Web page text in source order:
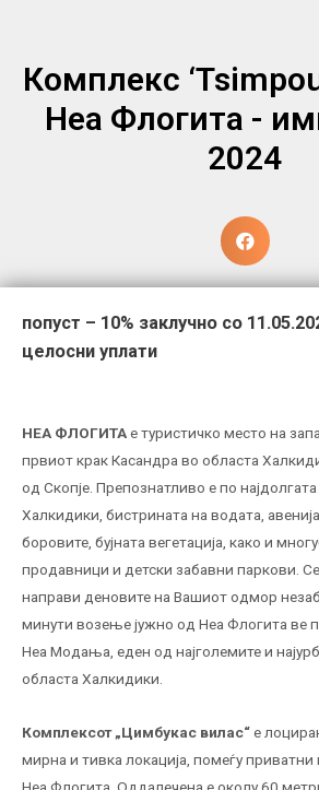
Комплекс
Неа Флогита -
2024
попуст – 10% заклучно со 11.05
целосни уплати
НЕА ФЛОГИТАе туристичко место на
првиот крак Касандра во областа
од Скопје. Препознатливо е по
Халкидики, бистрината на водата,
боровите, бујната вегетација, како и
продавници и детски забавни паркови.
направи деновите на Вашиот одмор
минути возење јужно од Неа Флогита ве
Неа Модања, еден од најголемите и
областа Халкидики.
Комплексот„Цимбукас вилас“е
мирна и тивка локација, помеѓу приватни
Неа Флогита. Оддалечена е околу 60